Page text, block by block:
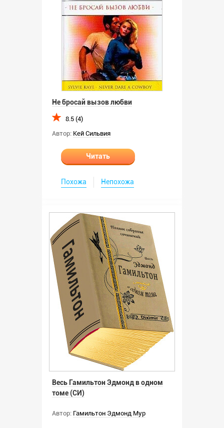
Не бросай вызов любви
8.5 (4)
Автор: Кей Сильвия
Читать
Похожа Непохожа
Весь Гамильтон Эдмонд в одном
томе (СИ)
Автор: Гамильтон Эдмонд Мур